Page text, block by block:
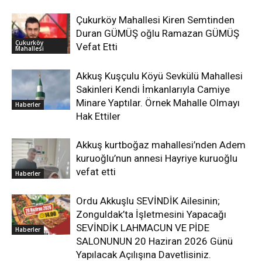
Çukurköy
Mahallesi
Çukurköy Mahallesi Kiren Semtinden
Duran GÜMÜŞ oğlu Ramazan GÜMÜŞ
Vefat Etti
Haberler
Akkuş Kuşçulu Köyü Sevkülü Mahallesi
Sakinleri Kendi İmkanlarıyla Camiye
Minare Yaptılar. Örnek Mahalle Olmayı
Hak Ettiler
Haberler
Akkuş kurtboğaz mahallesi’nden Adem
kuruoğlu’nun annesi Hayriye kuruoğlu
vefat etti
Haberler
Ordu Akkuşlu SEVİNDİK Ailesinin;
Zonguldak’ta İşletmesini Yapacağı
SEVİNDİK LAHMACUN VE PİDE
SALONUNUN 20 Haziran 2026 Günü
Yapılacak Açılışına Davetlisiniz.